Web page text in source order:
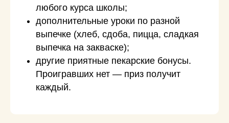
любого курса школы;
дополнительные уроки по разной
выпечке (хлеб, сдоба, пицца, сладкая
выпечка на закваске);
другие приятные пекарские бонусы.
Проигравших нет — приз получит
каждый.